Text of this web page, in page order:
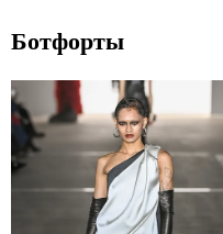
Ботфорты